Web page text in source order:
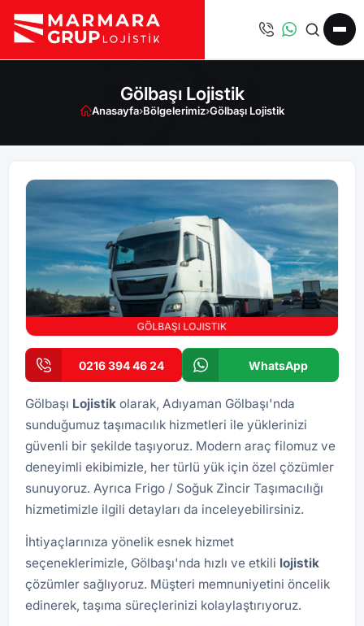
Gölbaşı Lojistik
Anasayfa›Bölgelerimiz›Gölbaşı Lojistik
0216 394 46 24 WhatsApp
Gölbaşı Lojistik olarak, Adıyaman Gölbaşı'nda
sunduğumuz taşımacılık hizmetleri ile yüklerinizi
güvenli bir şekilde taşıyoruz. Modern araç filomuz ve
deneyimli ekibimizle, her türlü yük için özel çözümler
sunuyoruz. Ayrıca Frigo / Soğuk Zincir Taşımacılığı
hizmetimizle ilgili detayları da inceleyebilirsiniz.
İhtiyaçlarınıza yönelik esnek hizmet
seçeneklerimizle, Gölbaşı'nda hızlı ve etkili lojistik
çözümler sağlıyoruz. Müşteri memnuniyetini öncelik
edinerek, taşıma süreçlerinizi kolaylaştırıyoruz.